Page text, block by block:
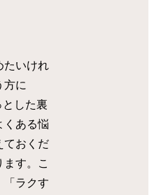
たいけれ
方に
とした裏
くある悩
ておくだ
す。こ
「ラクす